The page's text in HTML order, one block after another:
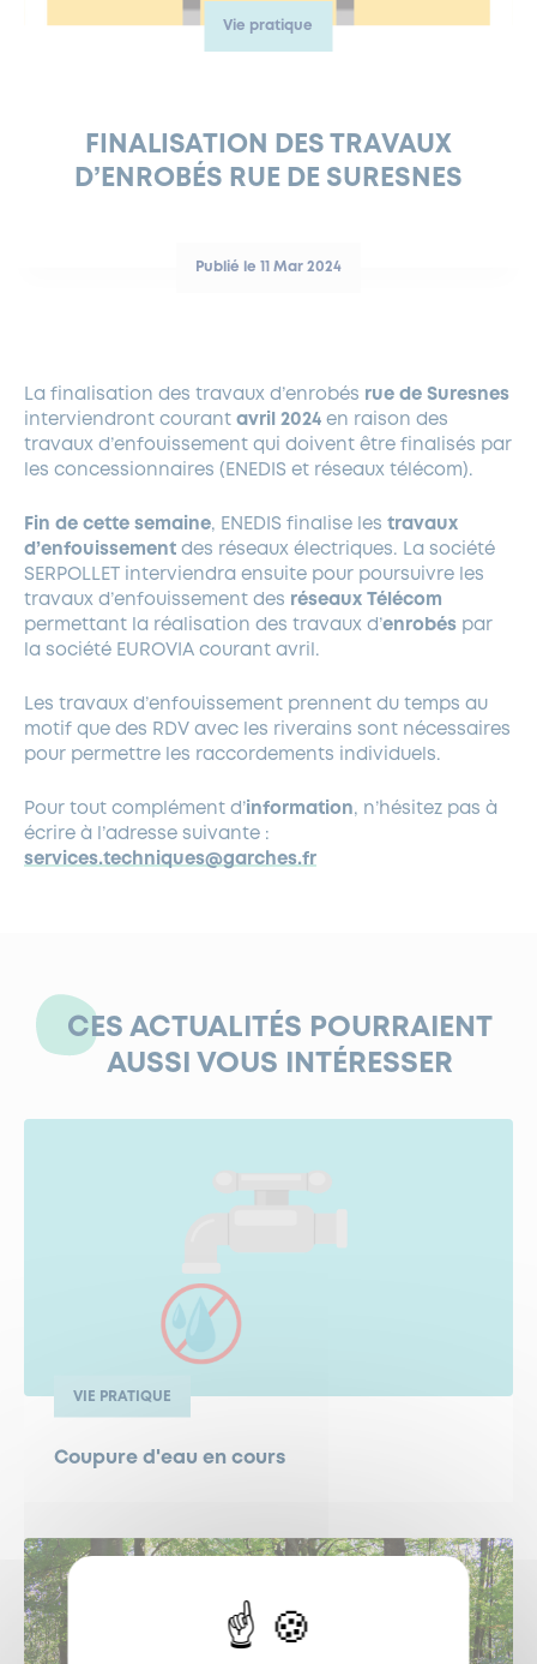
EAU POTABLE ET ASSAINISSEMENT
DÉCLARATION DE CATASTROPHE NATURELLE
LOCATION DE SALLES
INFORMATIONS PRATIQUES
SUBVENTIONS
FERMETURES EXCEPTIONNELLES
PANNEAUX D’AFFICHAGE LIBRE
GRÖBENZELL
DÉVELOPPEMENT DURABLE
DEMANDE D’ABATTAGE
Vie pratique
FINALISATION DES TRAVAUX
D’ENROBÉS RUE DE SURESNES
Publié le 11 Mar 2024
La finalisation des travaux d’enrobés rue de Suresnes
interviendront courant avril 2024 en raison des
travaux d’enfouissement qui doivent être finalisés par
les concessionnaires (ENEDIS et réseaux télécom).
Fin de cette semaine, ENEDIS finalise les travaux
d’enfouissement des réseaux électriques. La société
SERPOLLET interviendra ensuite pour poursuivre les
travaux d’enfouissement des réseaux Télécom
permettant la réalisation des travaux d’enrobés par
la société EUROVIA courant avril.
Les travaux d’enfouissement prennent du temps au
motif que des RDV avec les riverains sont nécessaires
pour permettre les raccordements individuels.
Pour tout complément d’information, n’hésitez pas à
écrire à l’adresse suivante :
services.techniques@garches.fr
CES ACTUALITÉS POURRAIENT
AUSSI VOUS INTÉRESSER
VIE PRATIQUE
Coupure d'eau en cours